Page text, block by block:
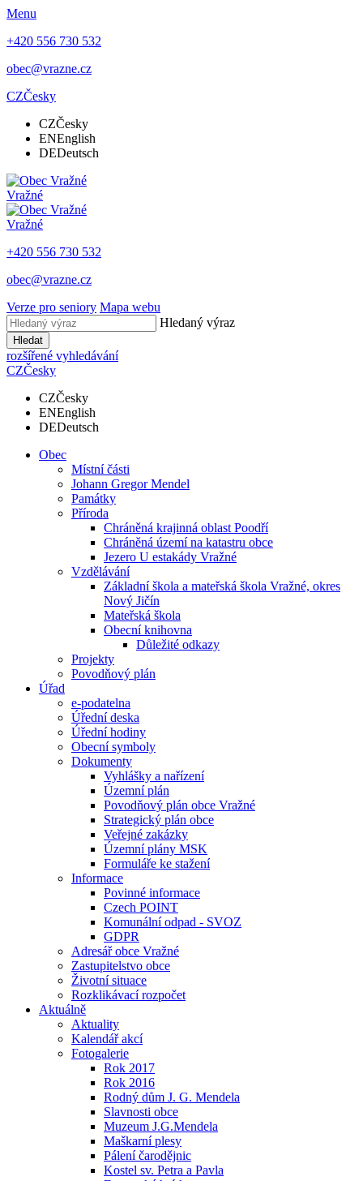
Menu
+420 556 730 532
obec@vrazne.cz
CZČesky
CZČesky
ENEnglish
DEDeutsch
Vražné
Vražné
+420 556 730 532
obec@vrazne.cz
Verze pro seniory Mapa webu
Hledaný výraz
Hledat
rozšířené vyhledávání
CZČesky
CZČesky
ENEnglish
DEDeutsch
Obec
Místní části
Johann Gregor Mendel
Památky
Příroda
Chráněná krajinná oblast Poodří
Chráněná území na katastru obce
Jezero U estakády Vražné
Vzdělávání
Základní škola a mateřská škola Vražné, okres
Nový Jičín
Mateřská škola
Obecní knihovna
Důležité odkazy
Projekty
Povodňový plán
Úřad
e-podatelna
Úřední deska
Úřední hodiny
Obecní symboly
Dokumenty
Vyhlášky a nařízení
Územní plán
Povodňový plán obce Vražné
Strategický plán obce
Veřejné zakázky
Územní plány MSK
Formuláře ke stažení
Informace
Povinné informace
Czech POINT
Komunální odpad - SVOZ
GDPR
Adresář obce Vražné
Zastupitelstvo obce
Životní situace
Rozklikávací rozpočet
Aktuálně
Aktuality
Kalendář akcí
Fotogalerie
Rok 2017
Rok 2016
Rodný dům J. G. Mendela
Slavnosti obce
Muzeum J.G.Mendela
Maškarní plesy
Pálení čarodějnic
Kostel sv. Petra a Pavla